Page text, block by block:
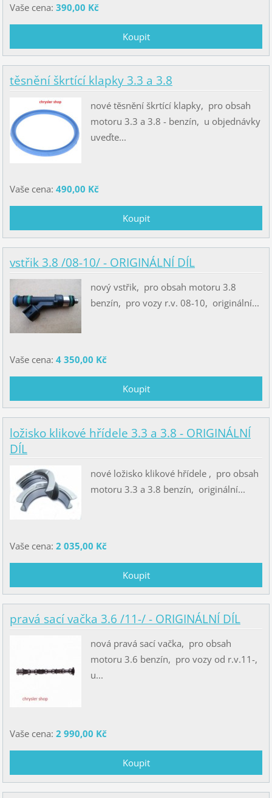
Vaše cena: 390,00 Kč
těsnění škrtící klapky 3.3 a 3.8
nové těsnění škrtící klapky, pro obsah
motoru 3.3 a 3.8 - benzín, u objednávky
uveďte...
Vaše cena: 490,00 Kč
vstřik 3.8 /08-10/ - ORIGINÁLNÍ DÍL
nový vstřik, pro obsah motoru 3.8
benzín, pro vozy r.v. 08-10, originální...
Vaše cena: 4 350,00 Kč
ložisko klikové hřídele 3.3 a 3.8 - ORIGINÁLNÍ
DÍL
nové ložisko klikové hřídele , pro obsah
motoru 3.3 a 3.8 benzín, originální...
Vaše cena: 2 035,00 Kč
pravá sací vačka 3.6 /11-/ - ORIGINÁLNÍ DÍL
nová pravá sací vačka, pro obsah
motoru 3.6 benzín, pro vozy od r.v.11-,
u...
Vaše cena: 2 990,00 Kč